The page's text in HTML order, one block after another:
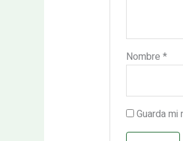
Nombre*
Guarda